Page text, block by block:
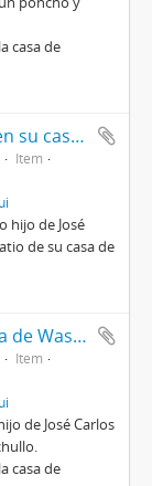
casa de
Javier Mariátegui sentado en su casa de Washington Izquierda
Item
hijo de José
de su casa de
Javier Mariátegui en su casa de Washington Izquierda (II)
Item
de José Carlos
casa de